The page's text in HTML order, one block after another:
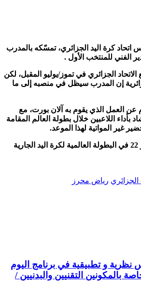
كرة اليد الجزائري، تمسّكه بالمدرب
الفني للمنتخب الأول .
الجزائري في تموز/يوليو المقبل، لكن
إن المدرب سيظل في منصبه إلى ما
عن العمل الذي يقوم به آلان بورت، مع
بأداء اللاعبين خلال بطولة العالم المقامة
غير المواتية لهذا الموعد.
واحتلت الجزائر، المركز 22 في البطولة العالمية لكرة اليد الجارية
الجزائري رياض محرز
و تطبيقية في برنامج اليوم
بالمكونين التقنيين والبدنيين /